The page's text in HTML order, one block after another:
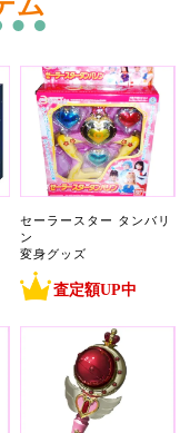
セーラースター タンバリ
ン
変身グッズ
査定額UP中